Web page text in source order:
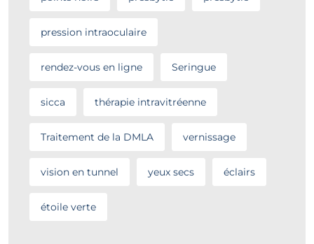
pression intraoculaire
rendez-vous en ligne Seringue
sicca thérapie intravitréenne
Traitement de la DMLA vernissage
vision en tunnel yeux secs éclairs
étoile verte